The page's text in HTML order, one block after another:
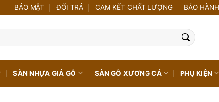
BẢO MẬT ĐỔI TRẢ CAM KẾT CHẤT LƯỢNG BẢO HÀNH
SÀN NHỰA GIẢ GỖ SÀN GỖ XƯƠNG CÁ PHỤ KIỆN